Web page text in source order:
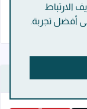
الارتباط
أفضل تجربة.